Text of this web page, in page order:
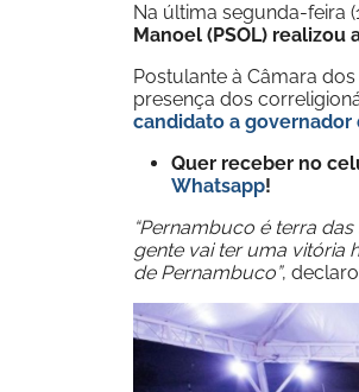
Na última segunda-feira
Manoel (PSOL)
Postulante à Câmara
presença dos
candidato a governador
Quer receber no
Whatsapp!
“Pernambuco é terra
gente vai ter uma vitória
de Pernambuco”,